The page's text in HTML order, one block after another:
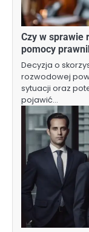
Czy w sprawie
pomocy
Decyzja o
rozwodowej
sytuacji oraz
pojawić…